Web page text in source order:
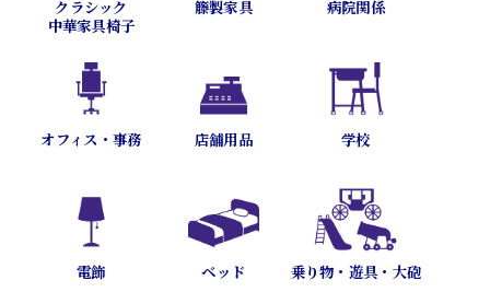
クラシック
中華家具椅子
籐製家具 病院関係
オフィス・事務 店舗用品 学校
電飾 ベッド 乗り物・遊具・大砲